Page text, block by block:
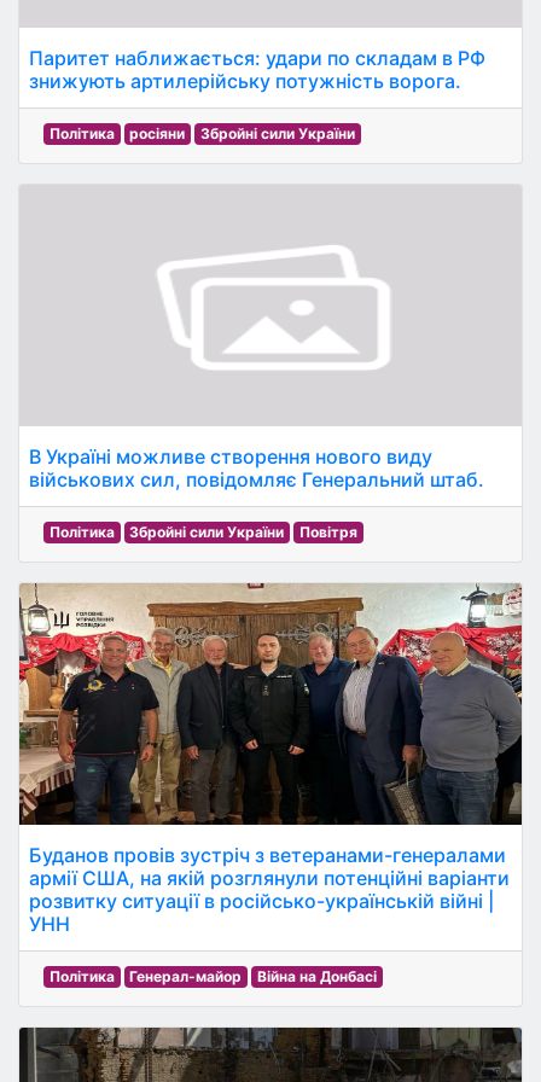
Паритет наближається: удари по складам в РФ
знижують артилерійську потужність ворога.
Політика росіяни Збройні сили України
В Україні можливе створення нового виду
військових сил, повідомляє Генеральний штаб.
Політика Збройні сили України Повітря
Буданов провів зустріч з ветеранами-генералами
армії США, на якій розглянули потенційні варіанти
розвитку ситуації в російсько-українській війні |
УНН
Політика Генерал-майор Війна на Донбасі